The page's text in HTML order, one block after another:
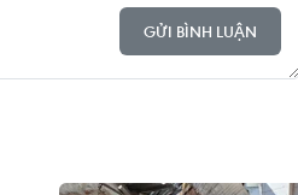
GỬI BÌNH LUẬN